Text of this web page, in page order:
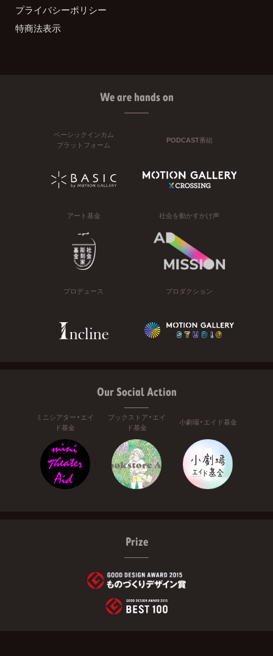
プライバシーポリシー
特商法表示
We are hands on
ベーシックインカム
プラットフォーム
PODCAST番組
アート基金 社会を動かすかけ声
プロデュース プロダクション
Our Social Action
ミニシアター・エイ
ド基金
ブックストア・エイ
ド基金
小劇場・エイド基金
Prize